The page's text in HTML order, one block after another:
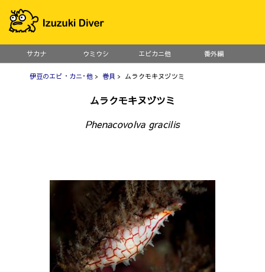
サカナ ウミウシ エビカニ他 番外編
伊豆のエビ・カニ･他> 巻貝 > ムラクモキヌヅツミ
ムラクモキヌヅツミ
Phenacovolva gracilis